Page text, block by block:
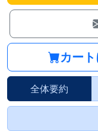
カー
全体要約